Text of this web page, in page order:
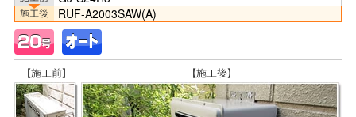
RUF-A2003SAW(A)